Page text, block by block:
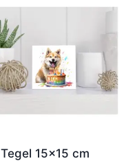
Tegel 15×15 cm